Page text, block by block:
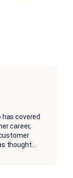
has covered
career,
thought